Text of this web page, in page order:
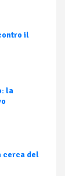
il
la
cerca del